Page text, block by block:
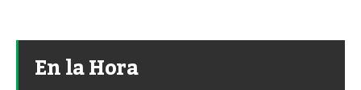
En la Hora